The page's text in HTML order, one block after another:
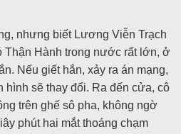
nhưng biết Lương Viễn Trạch
Thận Hành trong nước rất lớn, ở
Nếu giết hắn, xảy ra án mạng,
hình sẽ thay đổi. Ra đến cửa, cô
trên ghế sô pha, không ngờ
phút hai mắt thoáng chạm